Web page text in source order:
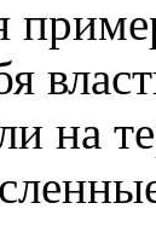
на